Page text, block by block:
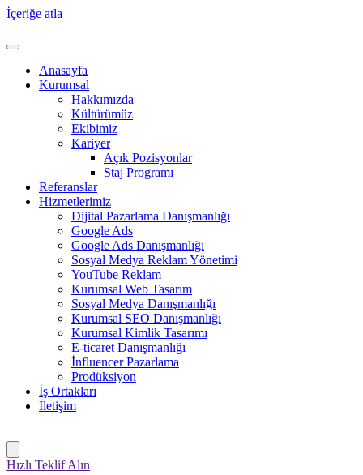
İçeriğe atla
Anasayfa
Kurumsal
Hakkımızda
Kültürümüz
Ekibimiz
Kariyer
Açık Pozisyonlar
Staj Programı
Referanslar
Hizmetlerimiz
Dijital Pazarlama Danışmanlığı
Google Ads
Google Ads Danışmanlığı
Sosyal Medya Reklam Yönetimi
YouTube Reklam
Kurumsal Web Tasarım
Sosyal Medya Danışmanlığı
Kurumsal SEO Danışmanlığı
Kurumsal Kimlik Tasarımı
E-ticaret Danışmanlığı
İnfluencer Pazarlama
Prodüksiyon
İş Ortakları
İletişim
Hızlı Teklif Alın